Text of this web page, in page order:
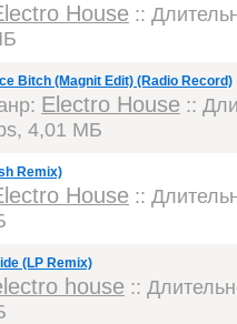
House ::
Bitch (Magnit Edit) (Radio Record)
Electro House ::
4,01 МБ
Remix)
House ::
(LP Remix)
house ::